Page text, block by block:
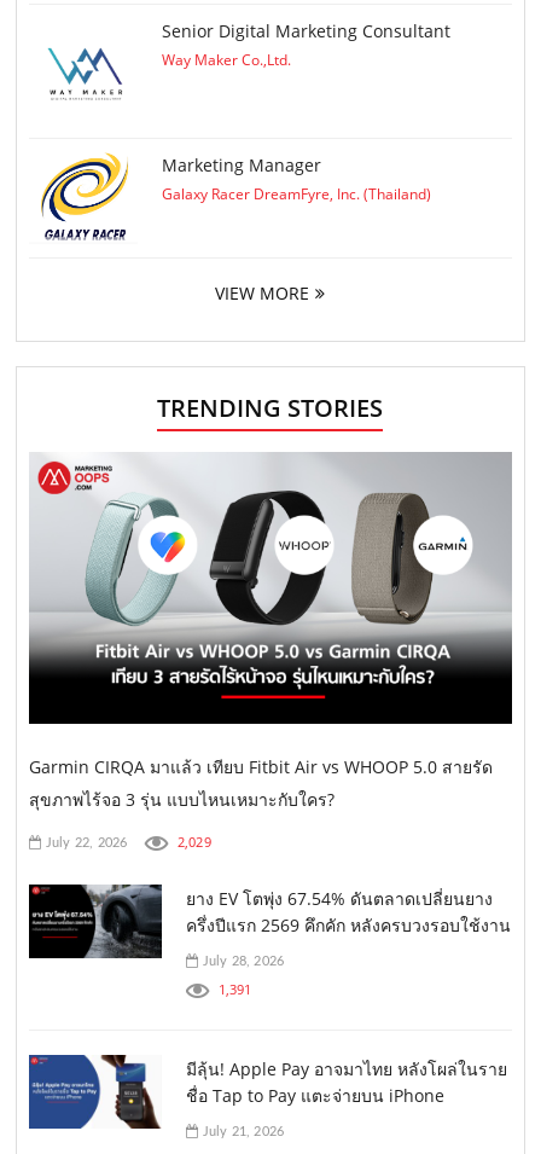
Senior Digital Marketing Consultant
Way Maker Co.,Ltd.
Marketing Manager
Galaxy Racer DreamFyre, Inc. (Thailand)
VIEW MORE
TRENDING STORIES
Garmin CIRQA มาแล้ว เทียบ Fitbit Air vs WHOOP 5.0 สายรัด
สุขภาพไร้จอ 3 รุ่น แบบไหนเหมาะกับใคร?
July 22, 2026 2,029
ยาง EV โตพุ่ง 67.54% ดันตลาดเปลี่ยนยาง
ครึ่งปีแรก 2569 คึกคัก หลังครบวงรอบใช้งาน
July 28, 2026
1,391
มีลุ้น! Apple Pay อาจมาไทย หลังโผล่ในราย
ชื่อ Tap to Pay แตะจ่ายบน iPhone
July 21, 2026